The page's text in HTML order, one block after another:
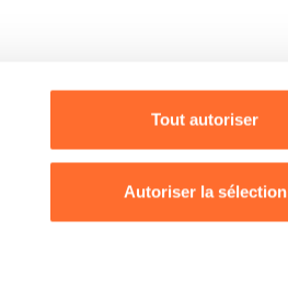
Tout autoriser
Autoriser la sélection